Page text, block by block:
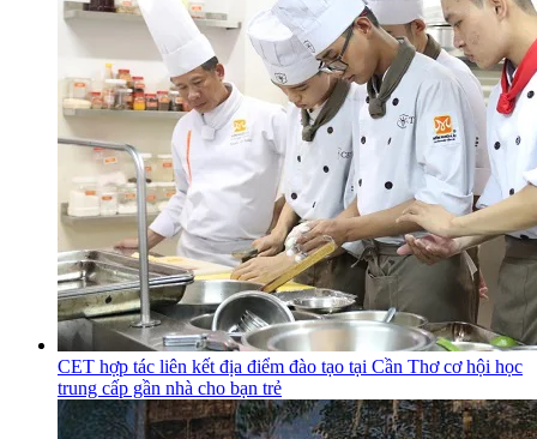
CET hợp tác liên kết địa điểm đào tạo tại Cần Thơ cơ hội học
trung cấp gần nhà cho bạn trẻ